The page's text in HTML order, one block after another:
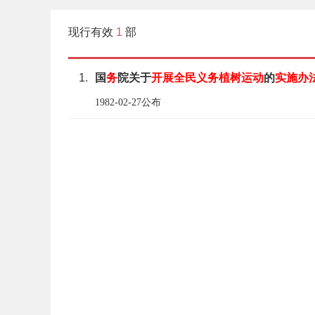
现行有效 1 部
1. 国务院关于开展全民义务植树运动的实施办
1982-02-27公布